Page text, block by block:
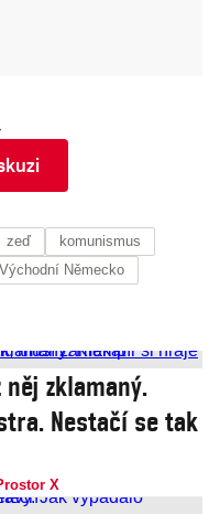
zeď
komunismus
Východní Německo
něj zklamaný.
Nestačí se tak
X